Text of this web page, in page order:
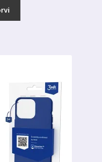
€. 10.99 €.